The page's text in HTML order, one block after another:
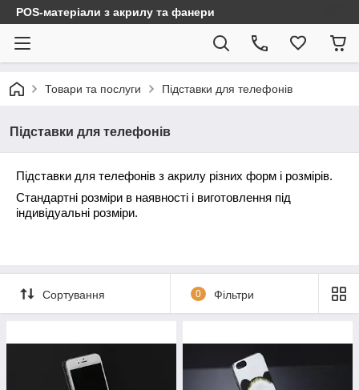
POS-матеріали з акрилу та фанери
Товари та послуги Підставки для телефонів
Підставки для телефонів
Підставки для телефонів з акрилу різних форм і розмірів.
Стандартні розміри в наявності і виготовлення під
індивідуальні розміри.
Сортування 0 Фільтри